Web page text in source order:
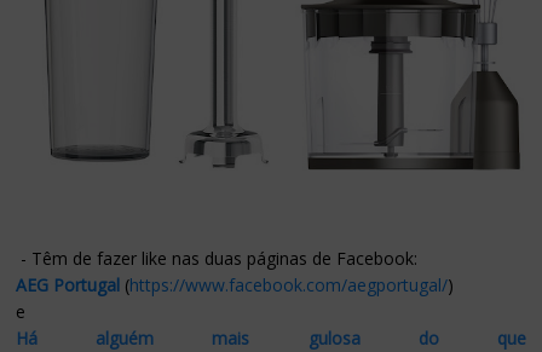
- Têm de fazer like nas duas páginas de Facebook:
AEG Portugal (https://www.facebook.com/aegportugal/)
e
Há alguém mais gulosa do que